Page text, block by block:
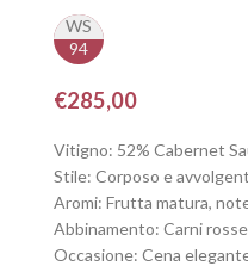
WS
94
€285,00
Vitigno: 52% Cabernet
Stile: Corposo e
Aromi: Frutta matura,
Abbinamento: Carni rosse
Occasione: Cena